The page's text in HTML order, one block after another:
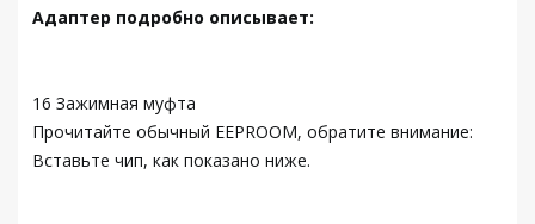
Адаптер подробно описывает:
16 Зажимная муфта
Прочитайте обычный EEPROOM, обратите внимание:
Вставьте чип, как показано ниже.